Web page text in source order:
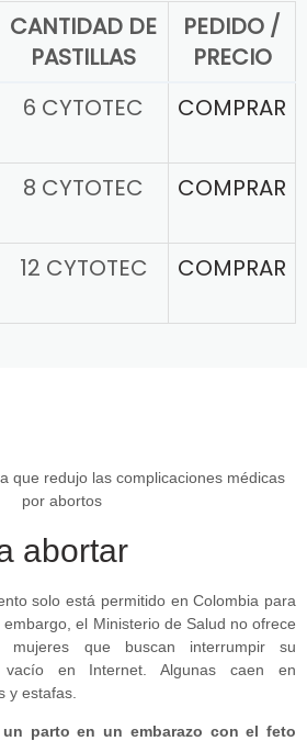
CANTIDAD DE
PASTILLAS
PEDIDO /
PRECIO
6 CYTOTEC COMPRAR
8 CYTOTEC COMPRAR
12 CYTOTEC COMPRAR
abortar
solo está permitido en Colombia para
el Ministerio de Salud no ofrece
mujeres que buscan interrumpir su
en Internet. Algunas caen en
y estafas.
parto en un embarazo con el feto